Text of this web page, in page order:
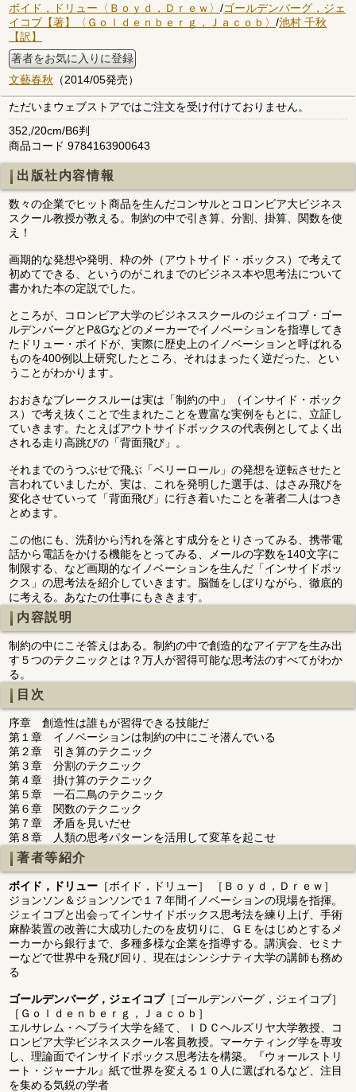
ボイド，ドリュー〈Ｂｏｙｄ，Ｄｒｅｗ〉 /ゴールデンバーグ，ジェ
イコブ【著】〈Ｇｏｌｄｅｎｂｅｒｇ，Ｊａｃｏｂ〉 /池村 千秋
【訳】
著者をお気に入りに登録
文藝春秋 （2014/05発売）
ただいまウェブストアではご注文を受け付けておりません。
352,/20cm/B6判
商品コード 9784163900643
出版社内容情報
数々の企業でヒット商品を生んだコンサルとコロンビア大ビジネス
スクール教授が教える。制約の中で引き算、分割、掛算、関数を使
え！
画期的な発想や発明、枠の外（アウトサイド・ボックス）で考えて
初めてできる、というのがこれまでのビジネス本や思考法について
書かれた本の定説でした。
ところが、コロンビア大学のビジネススクールのジェイコブ・ゴー
ルデンバーグとP&Gなどのメーカーでイノベーションを指導してき
たドリュー・ボイドが、実際に歴史上のイノベーションと呼ばれる
ものを400例以上研究したところ、それはまったく逆だった、とい
うことがわかります。
おおきなブレークスルーは実は「制約の中」（インサイド・ボック
ス）で考え抜くことで生まれたことを豊富な実例をもとに、立証し
ていきます。たとえばアウトサイドボックスの代表例としてよく出
される走り高跳びの「背面飛び」。
それまでのうつぶせで飛ぶ「ベリーロール」の発想を逆転させたと
言われていましたが、実は、これを発明した選手は、はさみ飛びを
変化させていって「背面飛び」に行き着いたことを著者二人はつき
とめます。
この他にも、洗剤から汚れを落とす成分をとりさってみる、携帯電
話から電話をかける機能をとってみる、メールの字数を140文字に
制限する、など画期的なイノベーションを生んだ「インサイドボッ
クス」の思考法を紹介していきます。脳髄をしぼりながら、徹底的
に考える。あなたの仕事にもききます。
内容説明
制約の中にこそ答えはある。制約の中で創造的なアイデアを生み出
す５つのテクニックとは？万人が習得可能な思考法のすべてがわか
る。
目次
序章 創造性は誰もが習得できる技能だ
第１章 イノベーションは制約の中にこそ潜んでいる
第２章 引き算のテクニック
第３章 分割のテクニック
第４章 掛け算のテクニック
第５章 一石二鳥のテクニック
第６章 関数のテクニック
第７章 矛盾を見いだせ
第８章 人類の思考パターンを活用して変革を起こせ
著者等紹介
ボイド，ドリュー ［ボイド，ドリュー］ ［Ｂｏｙｄ，Ｄｒｅｗ］
ジョンソン＆ジョンソンで１７年間イノベーションの現場を指揮。
ジェイコブと出会ってインサイドボックス思考法を練り上げ、手術
麻酔装置の改善に大成功したのを皮切りに、ＧＥをはじめとするメ
ーカーから銀行まで、多種多様な企業を指導する。講演会、セミナ
ーなどで世界中を飛び回り、現在はシンシナティ大学の講師も務め
る
ゴールデンバーグ，ジェイコブ［ゴールデンバーグ，ジェイコブ］
［Ｇｏｌｄｅｎｂｅｒｇ，Ｊａｃｏｂ］
エルサレム・ヘブライ大学を経て、ＩＤＣヘルズリヤ大学教授、コ
ロンビア大学ビジネススクール客員教授。マーケティング学を専攻
し、理論面でインサイドボックス思考法を構築。『ウォールストリ
ート・ジャーナル』紙で世界を変える１０人に選ばれるなど、注目
を集める気鋭の学者